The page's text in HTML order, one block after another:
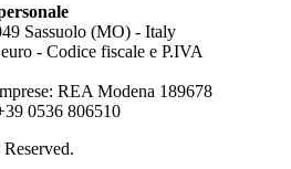
Sassuolo (MO) - Italy
- Codice fiscale e P.IVA
REA Modena 189678
0536 806510